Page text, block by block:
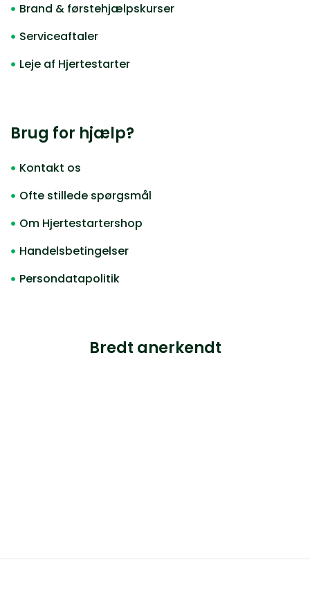
Brand & førstehjælpskurser
Serviceaftaler
Leje af Hjertestarter
Brug for hjælp?
Kontakt os
Ofte stillede spørgsmål
Om Hjertestartershop
Handelsbetingelser
Persondatapolitik
Bredt anerkendt